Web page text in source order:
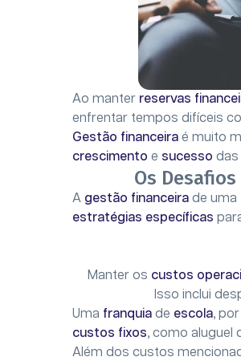
Ao manter reservas
enfrentar tempos difíceis
Gestão financeira é muito
crescimento e sucesso das
Os
A gestão financeira de uma
estratégias específicas
Manter os custos
Isso inclui
Uma franquia de escola,
custos fixos, como aluguel
Além dos custos